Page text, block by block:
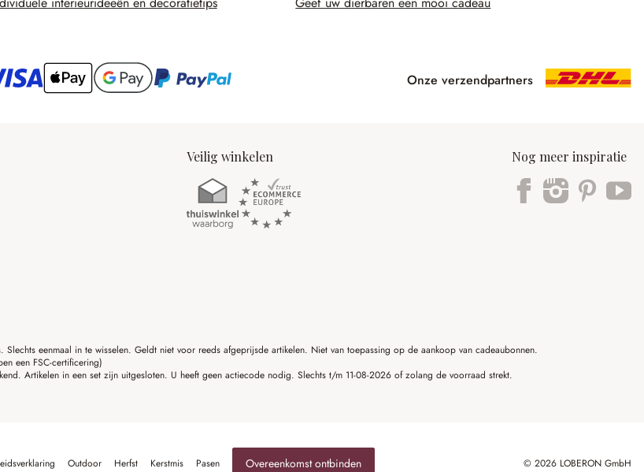
Onze verzendpartners
Veilig winkelen Nog meer inspiratie
eenmaal in te wisselen. Geldt niet voor reeds afgeprijsde artikelen. Niet van toepassing op de aankoop van cadeaubonnen.
een FSC-certificering)
Artikelen in een set zijn uitgesloten. U heeft geen actiecode nodig. Slechts t/m 11-08-2026 of zolang de voorraad strekt.
Outdoor Herfst Kerstmis Pasen Overeenkomst ontbinden © 2026 LOBERON GmbH